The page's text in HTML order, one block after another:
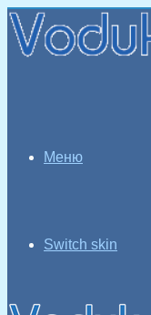
Меню
Switch skin